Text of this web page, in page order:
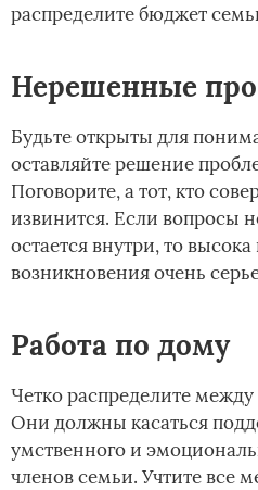
распределите бюджет
Нерешенные
Будьте открыты для
оставляйте решение
Поговорите, а тот, кто
извинится. Если вопросы
остается внутри, то высока
возникновения очень
Работа по дому
Четко распределите
Они должны касаться
умственного и
членов семьи. Учтите все